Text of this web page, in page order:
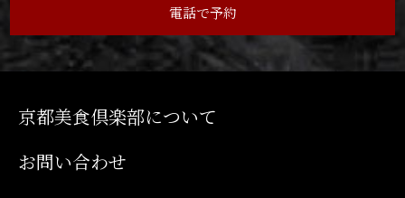
電話で予約
京都美食倶楽部について
お問い合わせ